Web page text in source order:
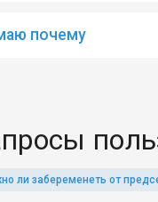
почему
ли забеременеть от